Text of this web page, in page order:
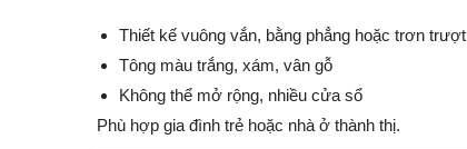
Thiết kế vuông vắn, bằng phẳng hoặc trơn trượt
Tông màu trắng, xám, vân gỗ
Không thể mở rộng, nhiều cửa sổ
Phù hợp gia đình trẻ hoặc nhà ở thành thị.